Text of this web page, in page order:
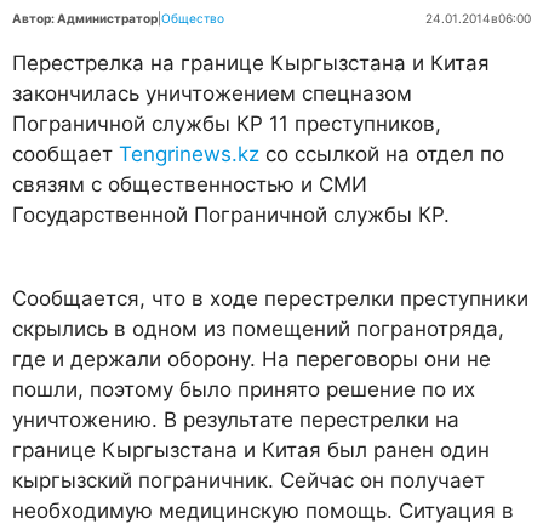
Автор: Администратор Общество 24.01.2014в06:00
Перестрелка на границе Кыргызстана и Китая
закончилась уничтожением спецназом
Пограничной службы КР 11 преступников,
сообщает Tengrinews.kz со ссылкой на отдел по
связям с общественностью и СМИ
Государственной Пограничной службы КР.
Сообщается, что в ходе перестрелки преступники
скрылись в одном из помещений погранотряда,
где и держали оборону. На переговоры они не
пошли, поэтому было принято решение по их
уничтожению. В результате перестрелки на
границе Кыргызстана и Китая был ранен один
кыргызский пограничник. Сейчас он получает
необходимую медицинскую помощь. Ситуация в